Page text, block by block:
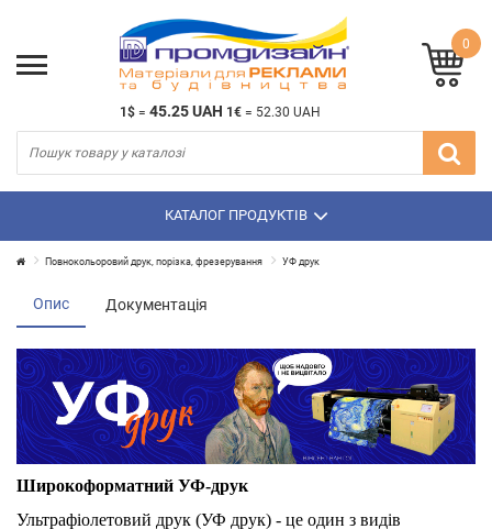
1$ = 45.25 UAH 1€ = 52.30 UAH
0
КАТАЛОГ ПРОДУКТІВ
Повнокольоровий друк, порізка, фрезерування УФ друк
Опис Документація
Широкоформатний УФ-друк
Ультрафіолетовий друк (УФ друк) - це один з видів